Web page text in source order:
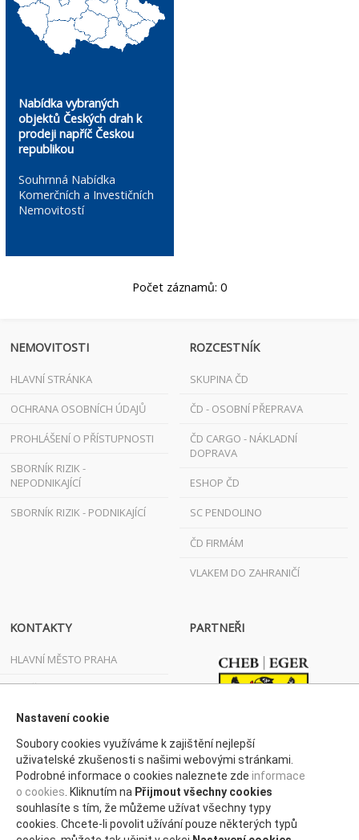
Nabídka vybraných
objektů Českých drah k
prodeji napříč Českou
republikou
Souhrnná Nabídka
Komerčních a Investičních
Nemovitostí
Počet záznamů: 0
NEMOVITOSTI
HLAVNÍ STRÁNKA
OCHRANA OSOBNÍCH ÚDAJŮ
PROHLÁŠENÍ O PŘÍSTUPNOSTI
SBORNÍK RIZIK -
NEPODNIKAJÍCÍ
SBORNÍK RIZIK - PODNIKAJÍCÍ
ROZCESTNÍK
SKUPINA ČD
ČD - OSOBNÍ PŘEPRAVA
ČD CARGO - NÁKLADNÍ
DOPRAVA
ESHOP ČD
SC PENDOLINO
ČD FIRMÁM
VLAKEM DO ZAHRANIČÍ
KONTAKTY
HLAVNÍ MĚSTO PRAHA
JIHOČESKÝ KRAJ
JIHOMORAVSKÝ KRAJ
KARLOVARSKÝ KRAJ
KRAJ VYSOČINA
KRÁLOVÉHRADECKÝ KRAJ
PARTNEŘI
Nastavení cookie
Soubory cookies využíváme k zajištění nejlepší
uživatelské zkušenosti s našimi webovými stránkami.
Podrobné informace o cookies naleznete zde informace
o cookies . Kliknutím na Přijmout všechny cookies
souhlasíte s tím, že můžeme užívat všechny typy
cookies. Chcete-li povolit užívání pouze některých typů